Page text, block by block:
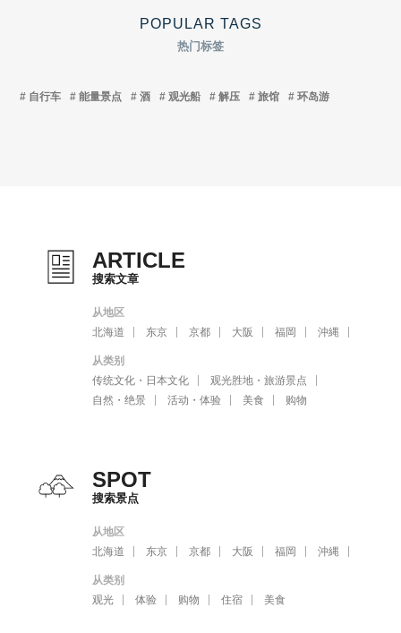
POPULAR TAGS
热门标签
自行车 能量景点 酒 观光船 解压 旅馆 环岛游
ARTICLE
搜索文章
从地区
北海道
东京 京都 大阪 福岡 沖縄
从类别
传统文化・日本文化
观光胜地・旅游景点
自然・绝景
活动・体验 美食 购物
SPOT
搜索景点
从地区
北海道
东京 京都 大阪 福岡 沖縄
从类别
观光
体验 购物 住宿 美食